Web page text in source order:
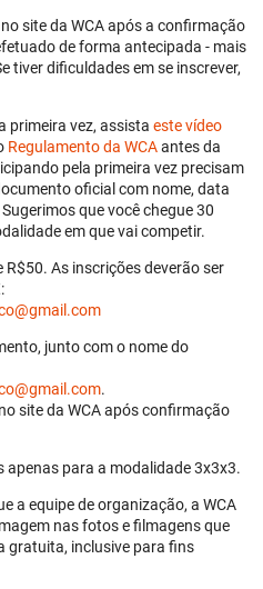
site da WCA após a confirmação
de forma antecipada - mais
tiver dificuldades em se inscrever,
primeira vez, assista este vídeo
Regulamento da WCAantes da
pela primeira vez precisam
oficial com nome, data
que você chegue 30
em que vai competir.
As inscrições deverão ser
junto com o nome do
.
site da WCA após confirmação
apenas para a modalidade 3x3x3.
a equipe de organização, a WCA
nas fotos e filmagens que
gratuita, inclusive para fins